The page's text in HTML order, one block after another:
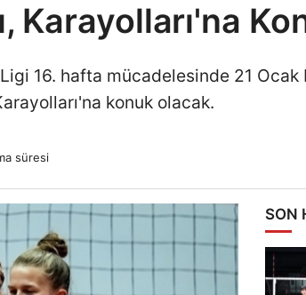
Karayolları'na
16. hafta mücadelesinde 21
konuk olacak.
süresi
SON